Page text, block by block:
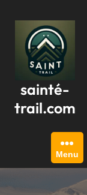
contenu
sainté-
trail.com
Menu